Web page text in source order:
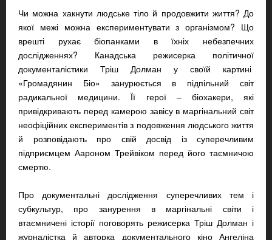
Чи можна хакнути людське тіло й продовжити життя? До
якої межі можна експериментувати з організмом? Що
врешті рухає біопанками в їхніх небезпечних
дослідженнях? Канадська режисерка політичної
документалістики Тріш Долман у своїй картині
«Громадянин Біо» занурюється в підпільний світ
радикальної медицини. Її герої – біохакери, які
привідкривають перед камерою завісу в маргінальний світ
неофіційних експериментів з подовження людського життя
й розповідають про свій досвід із суперечливим
підприємцем Аароном Трейвіком перед його таємничою
смертю.
Про документальні дослідження суперечливих тем і
субкультур, про занурення в маргінальні світи і
втаємничені історії поговорять режисерка Тріш Долман і
журналістка й авторка документального кіно Ангеліна